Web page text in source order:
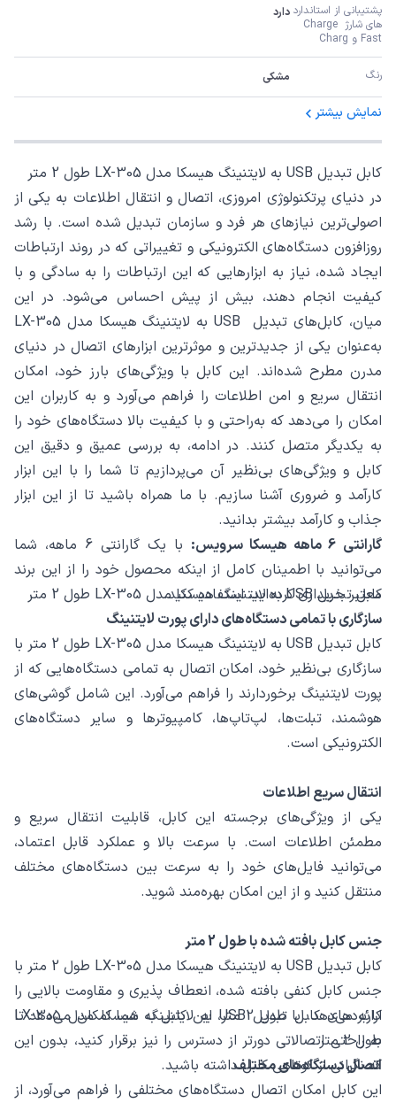
پشتیبانی از استاندارد
های شارژ Charge
Fast و Charg
دارد
رنگ مشکی
نمایش بیشتر
کابل تبدیل USB به لایتنینگ هیسکا مدل LX-305 طول 2 متر
در دنیای پرتکنولوژی امروزی، اتصال و انتقال اطلاعات به یکی از
اصولی‌ترین نیازهای هر فرد و سازمان تبدیل شده است. با رشد
روزافزون دستگاه‌های الکترونیکی و تغییراتی که در روند ارتباطات
ایجاد شده، نیاز به ابزارهایی که این ارتباطات را به سادگی و با
کیفیت انجام دهند، بیش از پیش احساس می‌شود. در این
میان، کابل‌های تبدیل USB به لایتنینگ هیسکا مدل LX-305
به‌عنوان یکی از جدیدترین و موثرترین ابزارهای اتصال در دنیای
مدرن مطرح شده‌اند. این کابل با ویژگی‌های بارز خود، امکان
انتقال سریع و امن اطلاعات را فراهم می‌آورد و به کاربران این
امکان را می‌دهد که به‌راحتی و با کیفیت بالا دستگاه‌های خود را
به یکدیگر متصل کنند. در ادامه، به بررسی عمیق و دقیق این
کابل و ویژگی‌های بی‌نظیر آن می‌پردازیم تا شما را با این ابزار
کارآمد و ضروری آشنا سازیم. با ما همراه باشید تا از این ابزار
جذاب و کارآمد بیشتر بدانید.
گارانتی 6 ماهه هیسکا سرویس:
با یک گارانتی 6 ماهه، شما
می‌توانید با اطمینان کامل از اینکه محصول خود را از این برند
معتبر خریداری کرده‌اید، استفاده کنید.
کابل تبدیل USB به لایتنینگ هیسکا مدل LX-305 طول 2 متر
سازگاری با تمامی دستگاه‌های دارای پورت لایتنینگ
کابل تبدیل USB به لایتنینگ هیسکا مدل LX-305 طول 2 متر با
سازگاری بی‌نظیر خود، امکان اتصال به تمامی دستگاه‌هایی که از
پورت لایتنینگ برخوردارند را فراهم می‌آورد. این شامل گوشی‌های
هوشمند، تبلت‌ها، لپ‌تاپ‌ها، کامپیوترها و سایر دستگاه‌های
الکترونیکی است.
انتقال سریع اطلاعات
یکی از ویژگی‌های برجسته این کابل، قابلیت انتقال سریع و
مطمئن اطلاعات است. با سرعت بالا و عملکرد قابل اعتماد،
می‌توانید فایل‌های خود را به سرعت بین دستگاه‌های مختلف
منتقل کنید و از این امکان بهره‌مند شوید.
جنس کابل بافته شده با طول 2 متر
کابل تبدیل USB به لایتنینگ هیسکا مدل LX-305 طول 2 متر با
جنس کابل کنفی بافته شده، انعطاف پذیری و مقاومت بالایی را
ارائه می‌دهد. با طول 2 متر، این کابل به شما امکان می‌دهد تا
به راحتی اتصالاتی دورتر از دسترس را نیز برقرار کنید، بدون این
که نگرانی از کوتاهی کابل داشته باشید.
کاربردهای کابل تبدیل USB به لایتنینگ هیسکا مدل LX-305
طول 2 متر
اتصال دستگاه‌های مختلف
این کابل امکان اتصال دستگاه‌های مختلفی را فراهم می‌آورد، از